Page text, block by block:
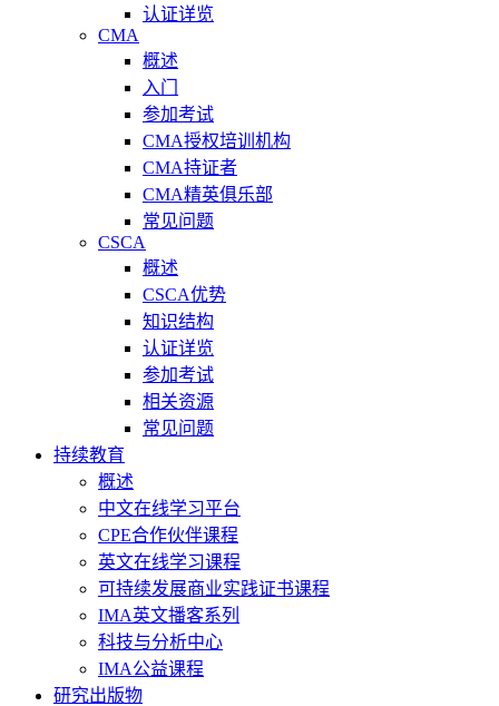
认证详览
CMA
概述
入门
参加考试
CMA授权培训机构
CMA持证者
CMA精英俱乐部
常见问题
CSCA
概述
CSCA优势
知识结构
认证详览
参加考试
相关资源
常见问题
持续教育
概述
中文在线学习平台
CPE合作伙伴课程
英文在线学习课程
可持续发展商业实践证书课程
IMA英文播客系列
科技与分析中心
IMA公益课程
研究出版物